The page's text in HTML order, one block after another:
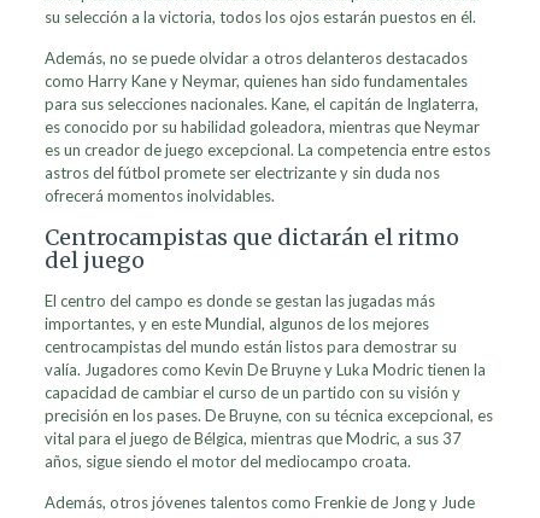
su selección a la victoria, todos los ojos estarán puestos en él.
Además, no se puede olvidar a otros delanteros destacados
como Harry Kane y Neymar, quienes han sido fundamentales
para sus selecciones nacionales. Kane, el capitán de Inglaterra,
es conocido por su habilidad goleadora, mientras que Neymar
es un creador de juego excepcional. La competencia entre estos
astros del fútbol promete ser electrizante y sin duda nos
ofrecerá momentos inolvidables.
Centrocampistas que dictarán el ritmo
del juego
El centro del campo es donde se gestan las jugadas más
importantes, y en este Mundial, algunos de los mejores
centrocampistas del mundo están listos para demostrar su
valía. Jugadores como Kevin De Bruyne y Luka Modric tienen la
capacidad de cambiar el curso de un partido con su visión y
precisión en los pases. De Bruyne, con su técnica excepcional, es
vital para el juego de Bélgica, mientras que Modric, a sus 37
años, sigue siendo el motor del mediocampo croata.
Además, otros jóvenes talentos como Frenkie de Jong y Jude